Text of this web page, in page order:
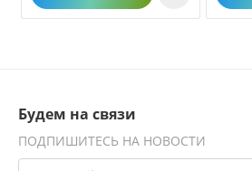
Будем на связи
ПОДПИШИТЕСЬ НА НОВОСТИ